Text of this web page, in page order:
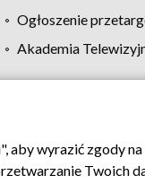
Ogłoszenie
Akademia
Regulamin TVP
aby wyrazić zgody
Twoich